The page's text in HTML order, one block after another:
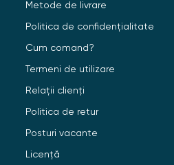
Metode de livrare
Politica de confidențialitate
Cum comand?
Termeni de utilizare
Relații clienți
Politica de retur
Posturi vacante
Licență